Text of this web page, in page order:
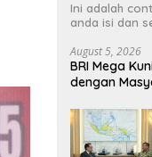
Ini adalah
anda isi dan
August 5, 2026
BRI Mega
dengan